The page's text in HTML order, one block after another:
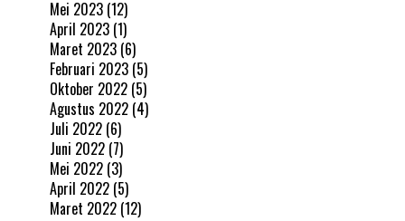
Mei 2023 (12)
April 2023 (1)
Maret 2023 (6)
Februari 2023 (5)
Oktober 2022 (5)
Agustus 2022 (4)
Juli 2022 (6)
Juni 2022 (7)
Mei 2022 (3)
April 2022 (5)
Maret 2022 (12)